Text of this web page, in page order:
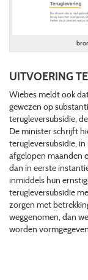
UITVOERING
Wiebes meldt ook
gewezen op
terugleversubsidie,
De minister schrijft
terugleversubsidie,
afgelopen maanden
dan in eerste
inmiddels hun
terugleversubsidie
zorgen met
weggenomen, dan
worden